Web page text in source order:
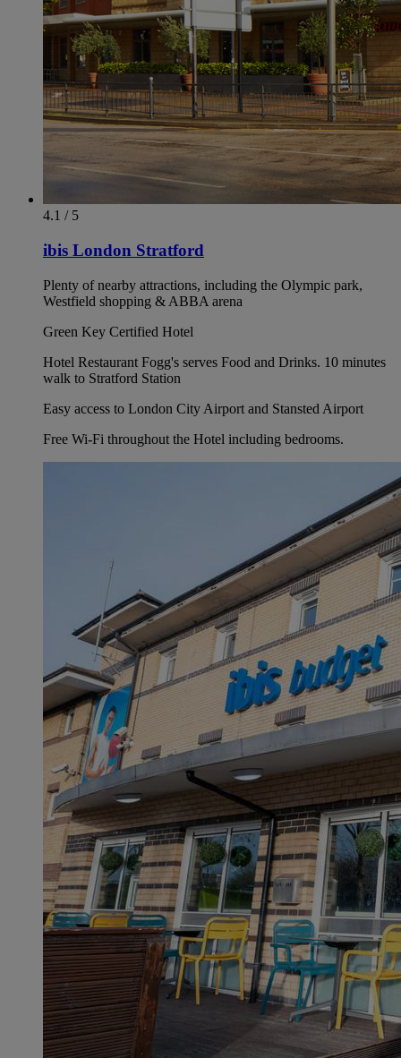
4.1 / 5
ibis London Stratford
Plenty of nearby attractions, including the Olympic park,
Westfield shopping & ABBA arena
Green Key Certified Hotel
Hotel Restaurant Fogg's serves Food and Drinks. 10 minutes
walk to Stratford Station
Easy access to London City Airport and Stansted Airport
Free Wi-Fi throughout the Hotel including bedrooms.